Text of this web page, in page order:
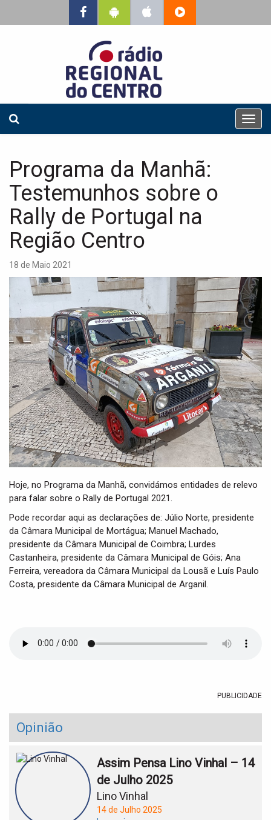
T
o
i
o
n
Programa da Manhã:
Testemunhos sobre o
Rally de Portugal na
Região Centro
18 de Maio 2021
Hoje, no Programa da Manhã, convidámos entidades de relevo
para falar sobre o Rally de Portugal 2021.
Pode recordar aqui as declarações de: Júlio Norte, presidente
da Câmara Municipal de Mortágua; Manuel Machado,
presidente da Câmara Municipal de Coimbra; Lurdes
Castanheira, presidente da Câmara Municipal de Góis; Ana
Ferreira, vereadora da Câmara Municipal da Lousã e Luís Paulo
Costa, presidente da Câmara Municipal de Arganil.
PUBLICIDADE
Opinião
Assim Pensa Lino Vinhal – 14
de Julho 2025
Lino Vinhal
14 de Julho 2025